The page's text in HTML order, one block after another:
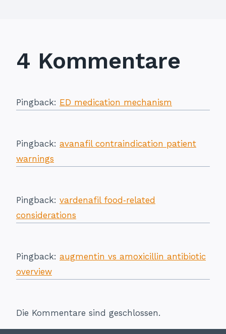
4 Kommentare
Pingback: ED medication mechanism
Pingback: avanafil contraindication patient
warnings
Pingback: vardenafil food‑related
considerations
Pingback: augmentin vs amoxicillin antibiotic
overview
Die Kommentare sind geschlossen.